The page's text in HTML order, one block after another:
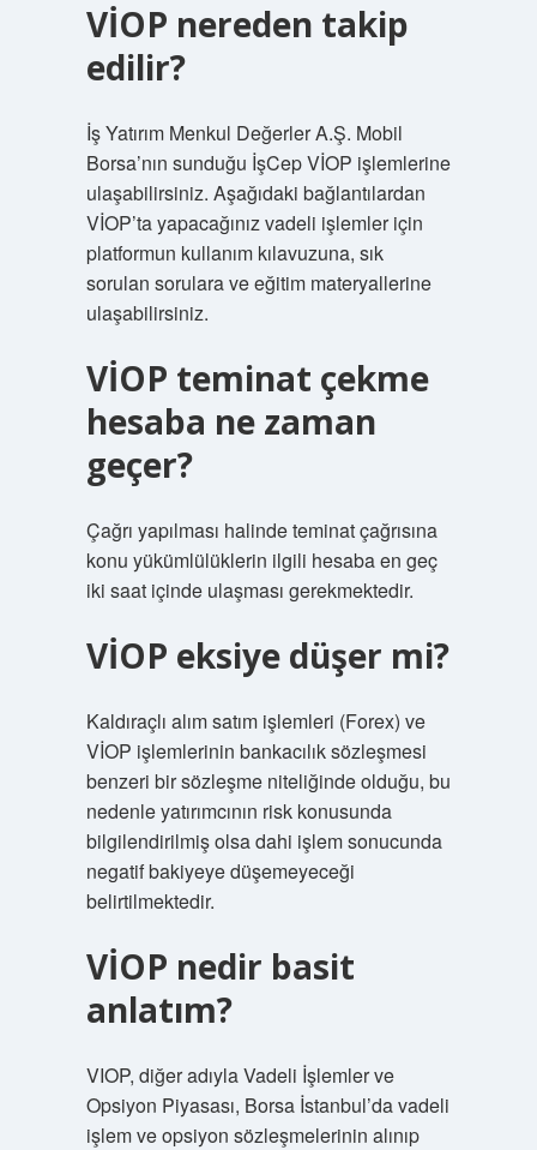
VİOP nereden takip
edilir?
İş Yatırım Menkul Değerler A.Ş. Mobil
Borsa’nın sunduğu İşCep VİOP işlemlerine
ulaşabilirsiniz. Aşağıdaki bağlantılardan
VİOP’ta yapacağınız vadeli işlemler için
platformun kullanım kılavuzuna, sık
sorulan sorulara ve eğitim materyallerine
ulaşabilirsiniz.
VİOP teminat çekme
hesaba ne zaman
geçer?
Çağrı yapılması halinde teminat çağrısına
konu yükümlülüklerin ilgili hesaba en geç
iki saat içinde ulaşması gerekmektedir.
VİOP eksiye düşer mi?
Kaldıraçlı alım satım işlemleri (Forex) ve
VİOP işlemlerinin bankacılık sözleşmesi
benzeri bir sözleşme niteliğinde olduğu, bu
nedenle yatırımcının risk konusunda
bilgilendirilmiş olsa dahi işlem sonucunda
negatif bakiyeye düşemeyeceği
belirtilmektedir.
VİOP nedir basit
anlatım?
VIOP, diğer adıyla Vadeli İşlemler ve
Opsiyon Piyasası, Borsa İstanbul’da vadeli
işlem ve opsiyon sözleşmelerinin alınıp